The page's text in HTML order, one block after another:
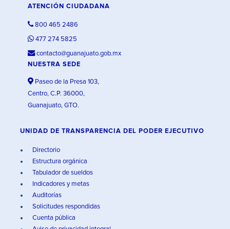
ATENCIÓN CIUDADANA
800 465 2486
477 274 5825
contacto@guanajuato.gob.mx
NUESTRA SEDE
Paseo de la Presa 103,
Centro, C.P. 36000,
Guanajuato, GTO.
UNIDAD DE TRANSPARENCIA DEL PODER EJECUTIVO
Directorio
Estructura orgánica
Tabulador de sueldos
Indicadores y metas
Auditorías
Solicitudes respondidas
Cuenta pública